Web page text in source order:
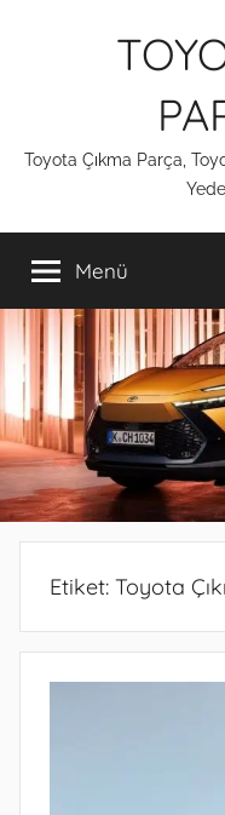
Toyota Çıkma Parça,
Menü
Etiket: Toyota